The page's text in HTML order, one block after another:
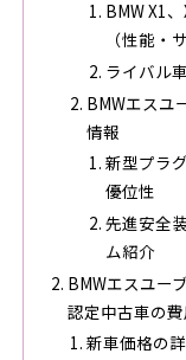
BMW X1
（性能・
ライバル
BMWエスユ
情報
新型プラ
優位性
先進安全
ム紹介
BMWエスユー
認定中古車の
新車価格の